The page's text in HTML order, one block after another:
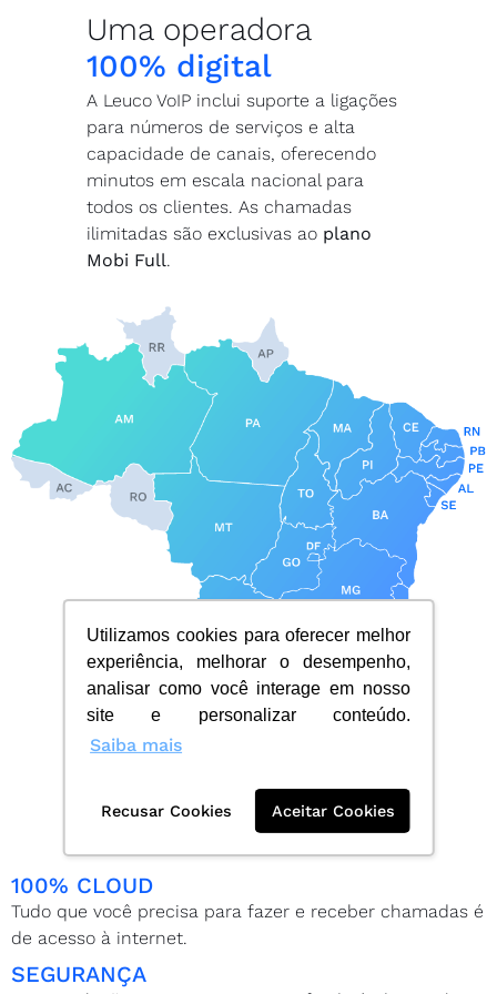
Utilizamos cookies para oferecer melhor
experiência, melhorar o desempenho,
analisar como você interage em nosso
site e personalizar conteúdo.
Saiba mais
Recusar Cookies Aceitar Cookies
Uma operadora
100% digital
A Leuco VoIP inclui suporte a ligações
para números de serviços e alta
capacidade de canais, oferecendo
minutos em escala nacional para
todos os clientes. As chamadas
ilimitadas são exclusivas ao plano
Mobi Full.
100% CLOUD
Tudo que você precisa para fazer e receber chamadas é
de acesso à internet.
SEGURANÇA
CONSULTE LOCALIDADES